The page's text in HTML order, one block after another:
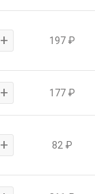
+ 197 ₽
+ 177 ₽
+ 82 ₽